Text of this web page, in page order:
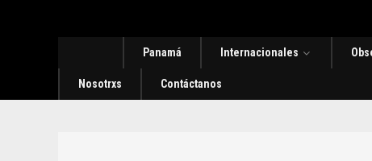
Panamá Internacionales
Nosotrxs Contáctanos